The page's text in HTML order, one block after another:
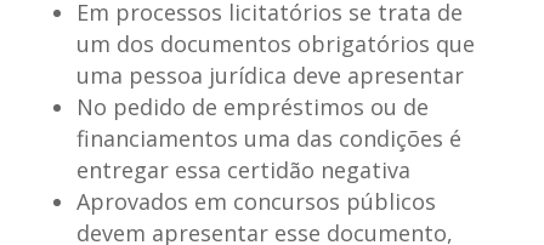
Em processos licitatórios se trata de
um dos documentos obrigatórios que
uma pessoa jurídica deve apresentar
No pedido de empréstimos ou de
financiamentos uma das condições é
entregar essa certidão negativa
Aprovados em concursos públicos
devem apresentar esse documento,